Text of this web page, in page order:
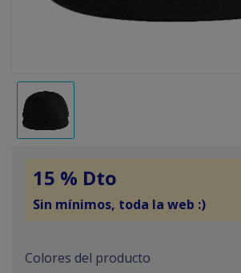
15 % Dto
Sin mínimos, toda la web :)
Colores del producto